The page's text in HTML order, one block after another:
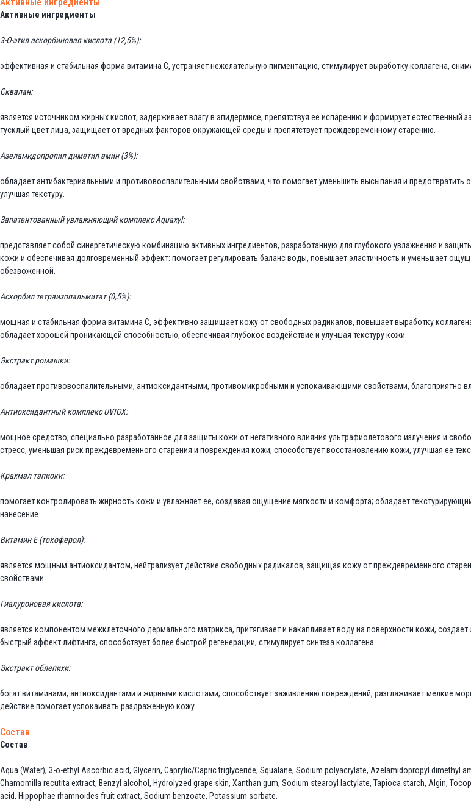
Активные ингредиенты
3-О-этил аскорбиновая кислота (12,5%):
эффективная и стабильная форма витамина С, устраняет нежелательную пигментацию, стимулирует выработку коллагена,
Сквалан:
является источником жирных кислот, задерживает влагу в эпидермисе, препятствуя ее испарению и формирует естественный
тусклый цвет лица, защищает от вредных факторов окружающей среды и препятствует преждевременному старению.
Азеламидопропил диметил амин (3%):
обладает антибактериальными и противовоспалительными свойствами, что помогает уменьшить высыпания и
улучшая текстуру.
Запатентованный увлажняющий комплекс Аquaxyl:
представляет собой синергетическую комбинацию активных ингредиентов, разработанную для глубокого увлажнения и
кожи и обеспечивая долговременный эффект: помогает регулировать баланс воды, повышает эластичность и уменьшает
обезвоженной.
Аскорбил тетраизопальмитат (0,5%):
мощная и стабильная форма витамина C, эффективно защищает кожу от свободных радикалов, повышает выработку
обладает хорошей проникающей способностью, обеспечивая глубокое воздействие и улучшая текстуру кожи.
Экстракт ромашки:
обладает противовоспалительными, антиоксидантными, противомикробными и успокаивающими свойствами, благоприятно
Антиоксидантный комплекс UVIOX:
мощное средство, специально разработанное для защиты кожи от негативного влияния ультрафиолетового излучения и
стресс, уменьшая риск преждевременного старения и повреждения кожи; способствует восстановлению кожи, улучшая ее
Крахмал тапиоки:
помогает контролировать жирность кожи и увлажняет ее, создавая ощущение мягкости и комфорта; обладает
нанесение.
Витамин Е (токоферол):
является мощным антиоксидантом, нейтрализует действие свободных радикалов, защищая кожу от преждевременного
свойствами.
Гиалуроновая кислота:
является компонентом межклеточного дермального матрикса, притягивает и накапливает воду на поверхности кожи,
быстрый эффект лифтинга, способствует более быстрой регенерации, стимулирует синтеза коллагена.
Экстракт облепихи:
богат витаминами, антиоксидантами и жирными кислотами, способствует заживлению повреждений, разглаживает мелкие
действие помогает успокаивать раздраженную кожу.
Состав
Состав
Aqua (Water), 3-o-ethyl Ascorbic acid, Glycerin, Caprylic/Capric triglyceride, Squalane, Sodium polyacrylate, Azelamidopropyl
Chamomilla recutita extract, Benzyl alcohol, Hydrolyzed grape skin, Xanthan gum, Sodium stearoyl lactylate, Tapioca starch, Algin,
acid, Hippophae rhamnoides fruit extract, Sodium benzoate, Potassium sorbate.